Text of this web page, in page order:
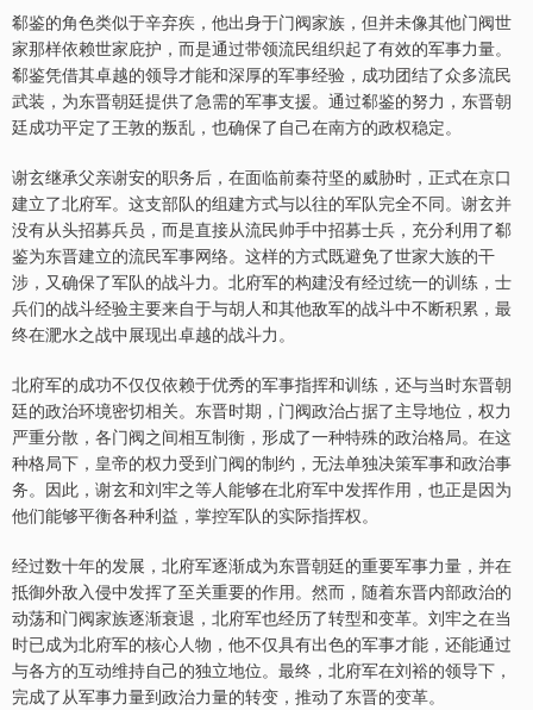
郗鉴的角色类似于辛弃疾，他出身于门阀家族，但并未像其他门阀世
家那样依赖世家庇护，而是通过带领流民组织起了有效的军事力量。
郗鉴凭借其卓越的领导才能和深厚的军事经验，成功团结了众多流民
武装，为东晋朝廷提供了急需的军事支援。通过郗鉴的努力，东晋朝
廷成功平定了王敦的叛乱，也确保了自己在南方的政权稳定。
谢玄继承父亲谢安的职务后，在面临前秦苻坚的威胁时，正式在京口
建立了北府军。这支部队的组建方式与以往的军队完全不同。谢玄并
没有从头招募兵员，而是直接从流民帅手中招募士兵，充分利用了郗
鉴为东晋建立的流民军事网络。这样的方式既避免了世家大族的干
涉，又确保了军队的战斗力。北府军的构建没有经过统一的训练，士
兵们的战斗经验主要来自于与胡人和其他敌军的战斗中不断积累，最
终在淝水之战中展现出卓越的战斗力。
北府军的成功不仅仅依赖于优秀的军事指挥和训练，还与当时东晋朝
廷的政治环境密切相关。东晋时期，门阀政治占据了主导地位，权力
严重分散，各门阀之间相互制衡，形成了一种特殊的政治格局。在这
种格局下，皇帝的权力受到门阀的制约，无法单独决策军事和政治事
务。因此，谢玄和刘牢之等人能够在北府军中发挥作用，也正是因为
他们能够平衡各种利益，掌控军队的实际指挥权。
经过数十年的发展，北府军逐渐成为东晋朝廷的重要军事力量，并在
抵御外敌入侵中发挥了至关重要的作用。然而，随着东晋内部政治的
动荡和门阀家族逐渐衰退，北府军也经历了转型和变革。刘牢之在当
时已成为北府军的核心人物，他不仅具有出色的军事才能，还能通过
与各方的互动维持自己的独立地位。最终，北府军在刘裕的领导下，
完成了从军事力量到政治力量的转变，推动了东晋的变革。